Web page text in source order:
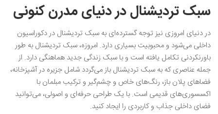
سبک تردیشنال در دنیای مدرن کنونی
در دنیای امروزی نیز توجه گسترده‌ای به سبک تردیشنال در دکوراسیون
داخلی می‌شود و محبوبیت بسیاری دارد. امروزه، سبک تردیشنال به طور
باورنکردنی تکامل یافته است و با سبک زندگی جدید هماهنگی دارد. از
جمله عناصری که به سبک تردیشنال باز می‌گردد شامل جزیره در آشپزخانه،
فضاهای پلان باز، رنگ‌های خاص و چشم‌گیر و ترکیب مبلمان با
اکسسوری‌های قدیمی است. با یک طراحی حرفه‌ای و اصولی، می‌توانید
فضای داخلی جذاب و کاربردی را ایجاد کنید.